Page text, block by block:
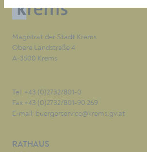
Magistrat der Stadt Krems
Obere Landstraße 4
A-3500 Krems
Tel. +43 (0)2732/801-0
Fax +43 (0)2732/801-90 269
E-mail: buergerservice@krems.gv.at
RATHAUS